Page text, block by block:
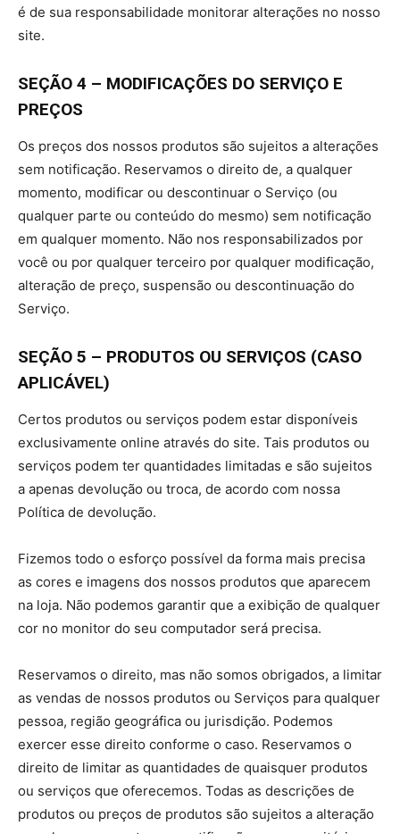
é de sua responsabilidade monitorar alterações no nosso
site.
SEÇÃO 4 – MODIFICAÇÕES DO SERVIÇO E
PREÇOS
Os preços dos nossos produtos são sujeitos a alterações
sem notificação. Reservamos o direito de, a qualquer
momento, modificar ou descontinuar o Serviço (ou
qualquer parte ou conteúdo do mesmo) sem notificação
em qualquer momento. Não nos responsabilizados por
você ou por qualquer terceiro por qualquer modificação,
alteração de preço, suspensão ou descontinuação do
Serviço.
SEÇÃO 5 – PRODUTOS OU SERVIÇOS (CASO
APLICÁVEL)
Certos produtos ou serviços podem estar disponíveis
exclusivamente online através do site. Tais produtos ou
serviços podem ter quantidades limitadas e são sujeitos
a apenas devolução ou troca, de acordo com nossa
Política de devolução.
Fizemos todo o esforço possível da forma mais precisa
as cores e imagens dos nossos produtos que aparecem
na loja. Não podemos garantir que a exibição de qualquer
cor no monitor do seu computador será precisa.
Reservamos o direito, mas não somos obrigados, a limitar
as vendas de nossos produtos ou Serviços para qualquer
pessoa, região geográfica ou jurisdição. Podemos
exercer esse direito conforme o caso. Reservamos o
direito de limitar as quantidades de quaisquer produtos
ou serviços que oferecemos. Todas as descrições de
produtos ou preços de produtos são sujeitos a alteração